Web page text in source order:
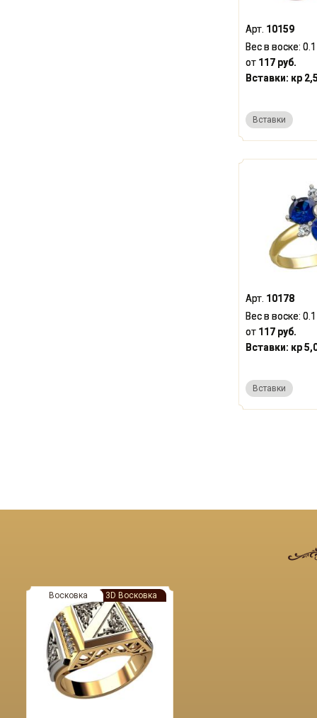
Арт. 10159
Вес в воске:
от 117 руб.
Вставки: кр
Вставки
Арт. 10178
Вес в воске:
от 117 руб.
Вставки: кр
Вставки
Восковка 3D Восковка